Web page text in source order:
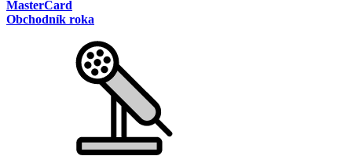
MasterCard
Obchodník roka